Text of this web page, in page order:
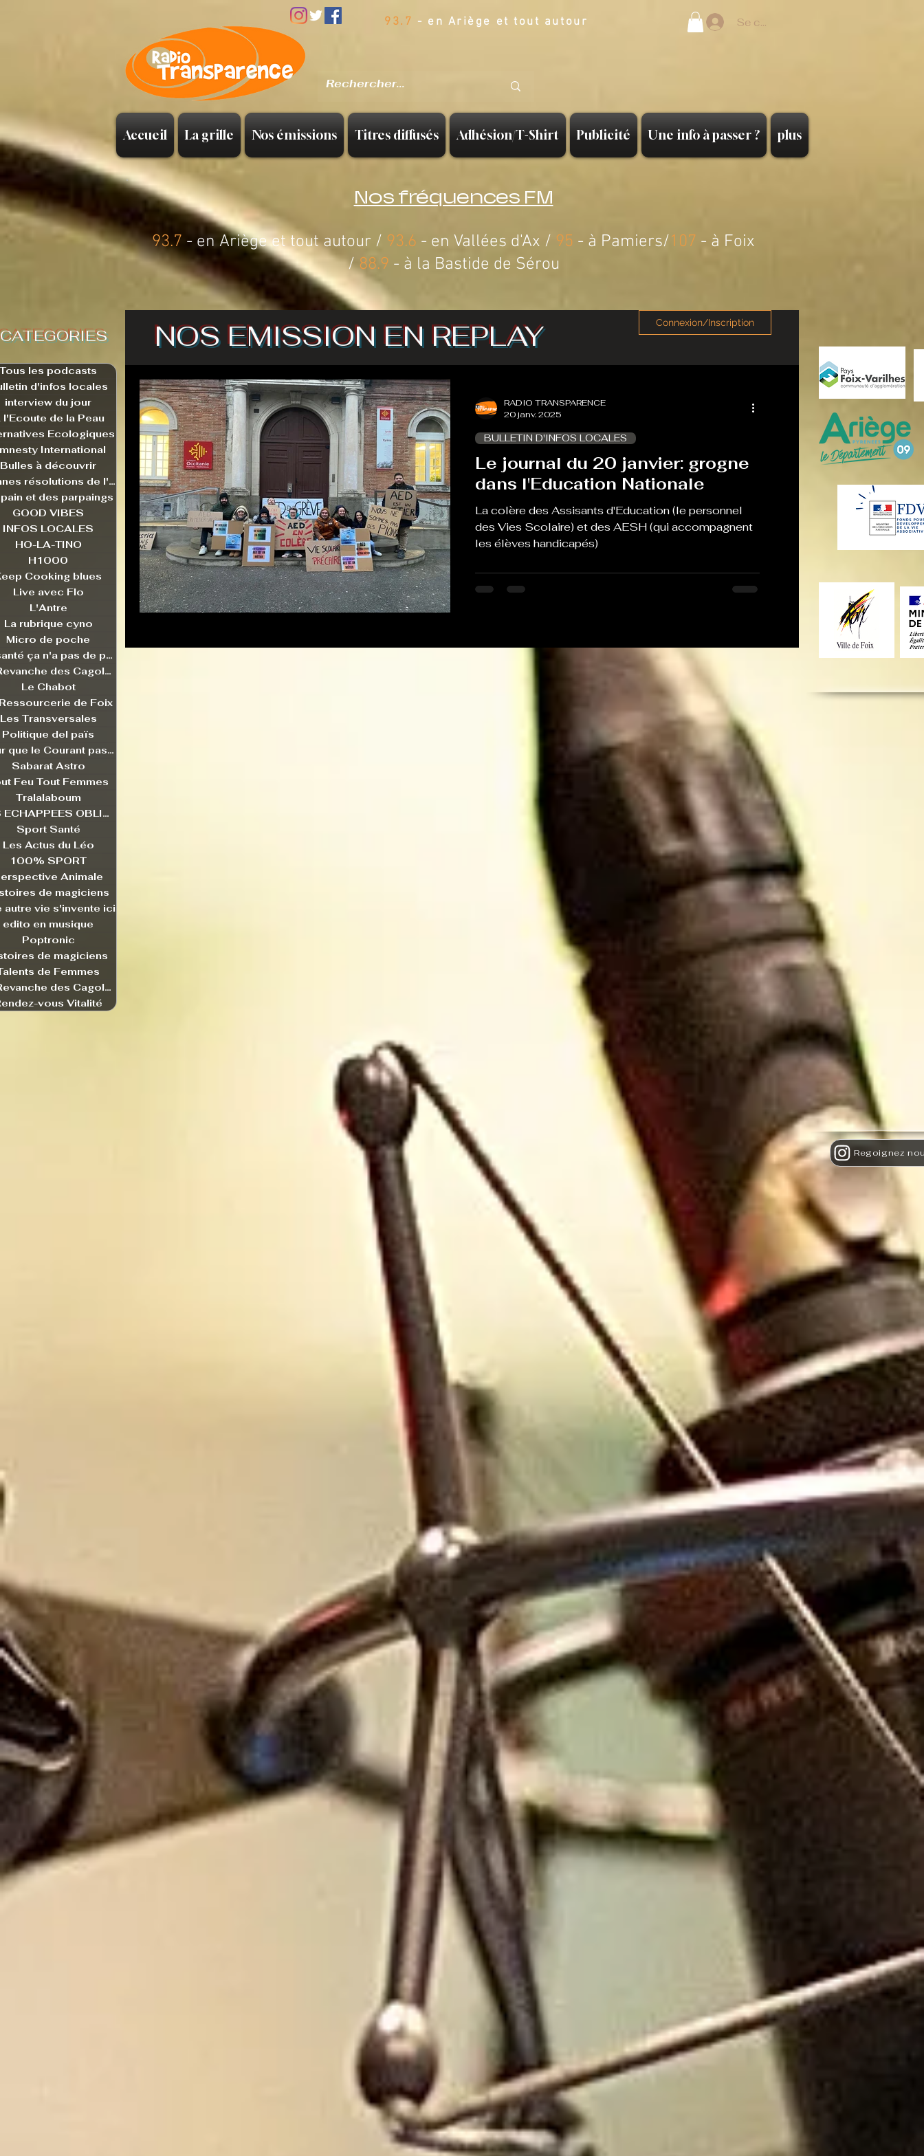
Accueil La grille Nos émissions Titres diffusés Adhésion/T-Shirt Publicité Une info à passer ? plus
93.7 - en Ariège et tout autour Se connecter
Nos fréquences FM
93.7 - en Ariège et tout autour / 93.6 - en Vallées d'Ax / 95 - à Pamiers/107 - à Foix
/88.9 - à la Bastide de Sérou
CATEGORIES
Tous les podcasts
d'infos locales
interview du jour
l'Ecoute de la Peau
Ecologiques
International
Bulles à découvrir
Bonnes résolutions de l'autruche
et des parpaings
GOOD VIBES
INFOS LOCALES
HO-LA-TINO
H1000
Cooking blues
Live avec Flo
L'Antre
La rubrique cyno
Micro de poche
La santé ça n'a pas de prix
La Revanche des Cagoles
Le Chabot
de Foix
Les Transversales
Politique del païs
Pour que le Courant passe entre nou
Sabarat Astro
Feu Tout Femmes
Tralalaboum
LES ECHAPPEES OBLIQUES
Sport Santé
Les Actus du Léo
100% SPORT
Animale
de magiciens
autre vie s'invente ici
edito en musique
Poptronic
de magiciens
de Femmes
La Revanche des Cagoles
vous Vitalité
Connexion/Inscription
Le journal du 20 janvier: grogne
dans l'Education Nationale
La colère des Assisants d'Education (le personnel
des Vies Scolaire) et des AESH (qui accompagnent
les élèves handicapés)
BULLETIN D'INFOS LOCALES
RADIO TRANSPARENCE
20 janv. 2025
NOS EMISSION EN REPLAY